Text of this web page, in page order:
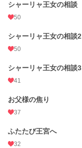
シャーリャ王女の相談
50
シャーリャ王女の相談2
50
シャーリャ王女の相談3
41
お父様の焦り
37
ふたたび王宮へ
32